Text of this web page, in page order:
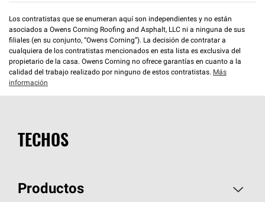
Los contratistas que se enumeran aquí son independientes y no están
asociados a Owens Corning Roofing and Asphalt, LLC ni a ninguna de sus
filiales (en su conjunto, “Owens Corning”). La decisión de contratar a
cualquiera de los contratistas mencionados en esta lista es exclusiva del
propietario de la casa. Owens Corning no ofrece garantías en cuanto a la
calidad del trabajo realizado por ninguno de estos contratistas. Más
información
TECHOS
Productos